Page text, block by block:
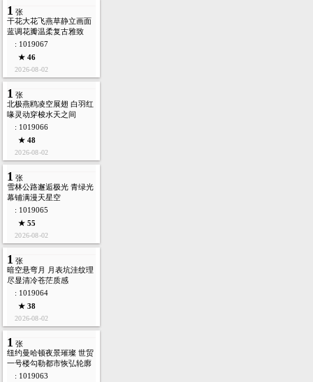
1 张
干花大花飞燕草静立画面
蓝调花瓣温柔复古雅致
: 1019067
★ 46
2026-08-02
1 张
北极燕鸥凌空展翅 白羽红
喙灵动穿梭水天之间
: 1019066
★ 48
2026-08-02
1 张
雪林公路邂逅极光 青绿光
幕铺满漫天星空
: 1019065
★ 55
2026-08-02
1 张
暗空悬弯月 月表坑洼纹理
尽显清冷苍茫质感
: 1019064
★ 38
2026-08-02
1 张
纽约曼哈顿夜景璀璨 世贸
一号楼勾勒都市恢弘轮廓
: 1019063